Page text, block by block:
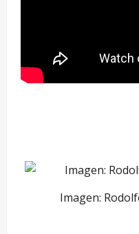
Imagen: